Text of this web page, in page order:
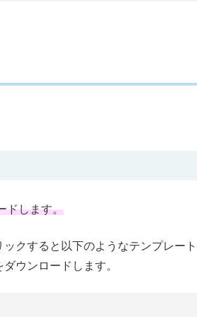
ドします。
ックすると以下のようなテンプレー
ウンロードします。